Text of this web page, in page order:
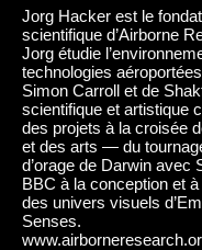
Jorg Hacker est le
scientifique d’Airborne
Jorg étudie
technologies
Simon Carroll et de
scientifique et artistique
des projets à la croisée
et des arts — du
d’orage de Darwin avec
BBC à la conception et
des univers visuels
Senses.